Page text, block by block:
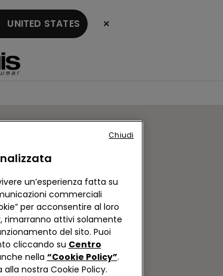
STATES ×
un’esperienza fatta su
commerciali
per acconsentire al loro
rimarranno attivi solamente
del sito. Puoi
cliccando su Centro
nella “Cookie Policy”.
alla nostra Cookie Policy.
Chiudi